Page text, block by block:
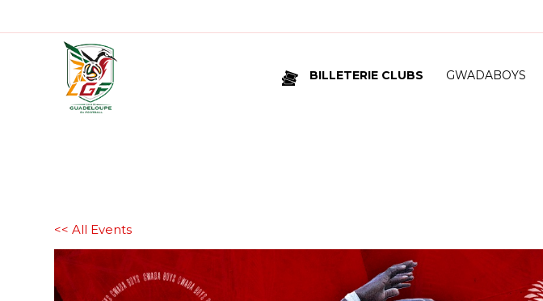
BILLETERIE CLUBS GWADABOYS
<< All Events